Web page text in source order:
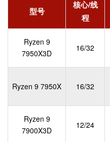
型号
核心/线
程
Ryzen 9
7950X3D
16/32
Ryzen 9 7950X 16/32
Ryzen 9
7900X3D
12/24